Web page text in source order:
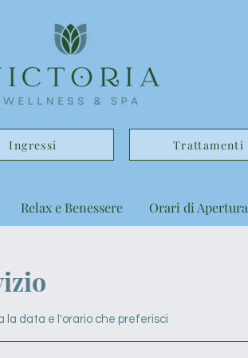
Ingressi Trattamenti
Relax e Benessere Orari di Apertura
la data e l'orario che preferisci